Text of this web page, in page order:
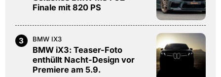
Finale mit 820 PS
3 BMW IX3
BMW iX3: Teaser-Foto
enthüllt Nacht-Design vor
Premiere am 5.9.